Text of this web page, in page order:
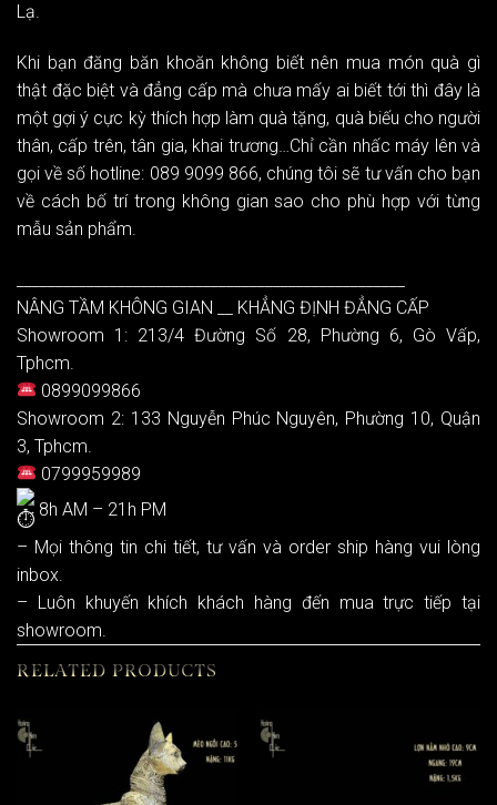
Lạ.
Khi bạn đăng băn khoăn không biết nên mua món quà gì
thật đặc biệt và đẳng cấp mà chưa mấy ai biết tới thì đây là
một gợi ý cực kỳ thích hợp làm quà tặng, quà biếu cho người
thân, cấp trên, tân gia, khai trương…Chỉ cần nhấc máy lên và
gọi về số hotline: 089 9099 866, chúng tôi sẽ tư vấn cho bạn
về cách bố trí trong không gian sao cho phù hợp với từng
mẫu sản phẩm.
NÂNG TẦM KHÔNG GIAN __ KHẲNG ĐỊNH ĐẲNG CẤP
Showroom 1: 213/4 Đường Số 28, Phường 6, Gò Vấp,
Tphcm.
0899099866
Showroom 2: 133 Nguyễn Phúc Nguyên, Phường 10, Quận
3, Tphcm.
0799959989
8h AM – 21h PM
– Mọi thông tin chi tiết, tư vấn và order ship hàng vui lòng
inbox.
– Luôn khuyến khích khách hàng đến mua trực tiếp tại
showroom.
RELATED PRODUCTS